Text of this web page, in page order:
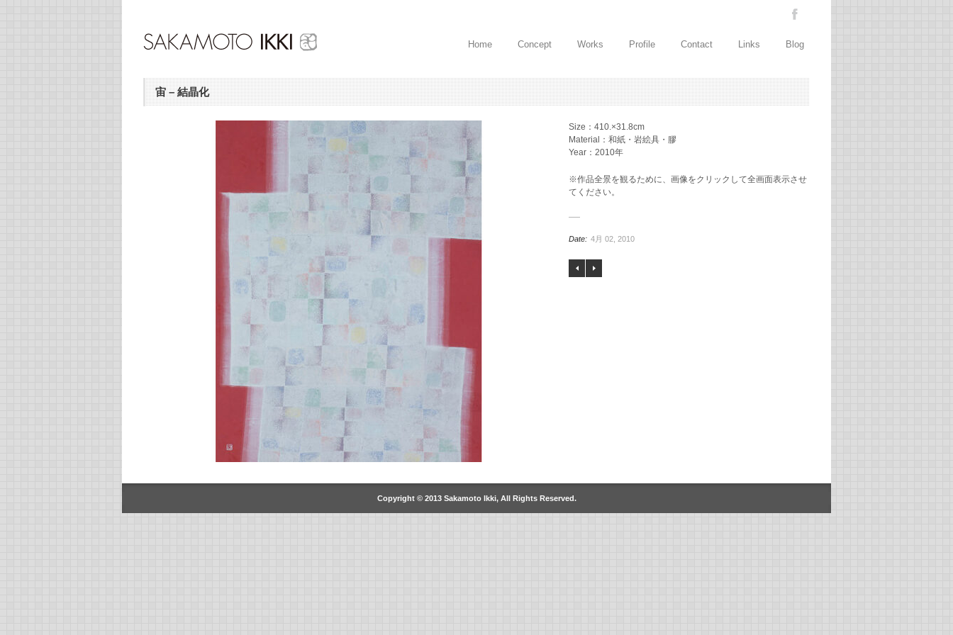
Home Concept Works Profile Contact Links Blog
宙 – 結晶化
Size：410.×31.8cm
Material：和紙・岩絵具・膠
Year：2010年
※作品全景を観るために、画像をクリックして全画面表示させ
てください。
Date: 4月 02, 2010
Copyright © 2013 Sakamoto Ikki, All Rights Reserved.